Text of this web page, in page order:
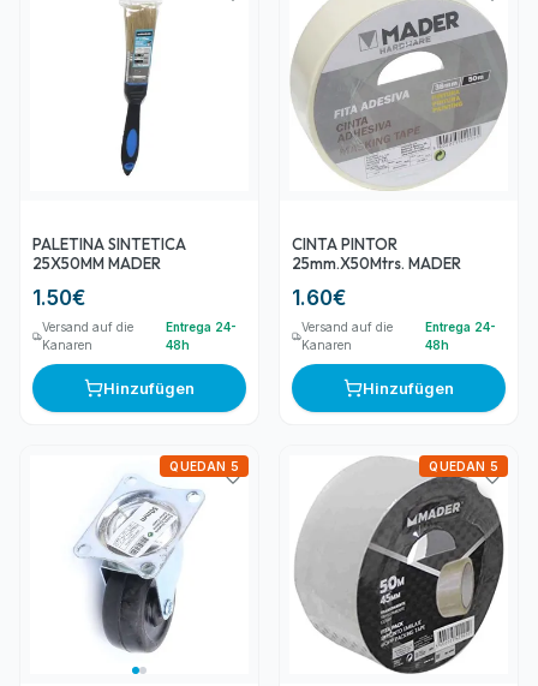
PALETINA SINTETICA
25X50MM MADER
1.50€
Versand auf die
Kanaren
Entrega 24-
48h
Hinzufügen
CINTA PINTOR
25mm.X50Mtrs. MADER
1.60€
Versand auf die
Kanaren
Entrega 24-
48h
Hinzufügen
QUEDAN 5 QUEDAN 5